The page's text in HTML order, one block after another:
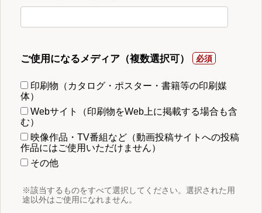
ご使用になるメディア（複数選択可）
印刷物（カタログ・ポスター・書籍等の印刷媒
体）
Webサイト（印刷物をWeb上に掲載する場合も含
む）
映像作品・TV番組など（動画投稿サイトへの投稿
作品にはご使用いただけません）
その他
※該当するものをすべて選択してください。選択された用
途以外はご使用になれません。